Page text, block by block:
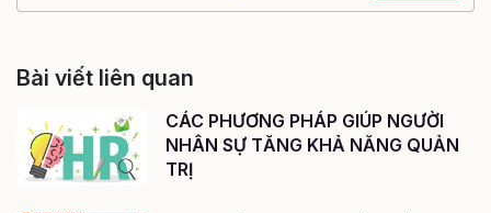
Bài viết liên quan
CÁC PHƯƠNG PHÁP GIÚP NGƯỜI
NHÂN SỰ TĂNG KHẢ NĂNG QUẢN
TRỊ